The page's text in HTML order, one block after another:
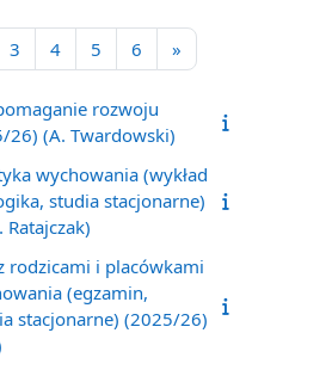
2
3 Strona 3
4Strona 4
5 Strona 5
6 Strona 6
»
rozwoju
26) (A. Twardowski)
wychowania (wykład
studia stacjonarne)
rodzicami i placówkami
(egzamin,
stacjonarne) (2025/26)